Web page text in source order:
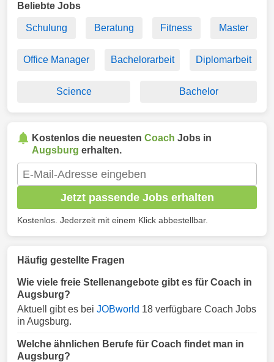
Beliebte Jobs
Schulung Beratung Fitness Master
Office Manager Bachelorarbeit Diplomarbeit
Science Bachelor
Kostenlos die neuesten Coach Jobs in
Augsburg erhalten.
Jetzt passende Jobs erhalten
Kostenlos. Jederzeit mit einem Klick abbestellbar.
Häufig gestellte Fragen
Wie viele freie Stellenangebote gibt es für Coach in
Augsburg?
Aktuell gibt es bei JOBworld 18 verfügbare Coach Jobs
in Augsburg.
Welche ähnlichen Berufe für Coach findet man in
Augsburg?